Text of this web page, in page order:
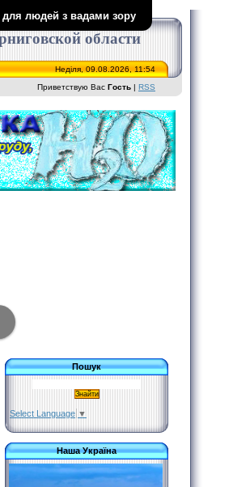
для людей з вадами зору
области
Неділя, 09.08.2026, 11:54
Приветствую Вас Гость | RSS
Пошук
Select Language ▼
Наша Україна